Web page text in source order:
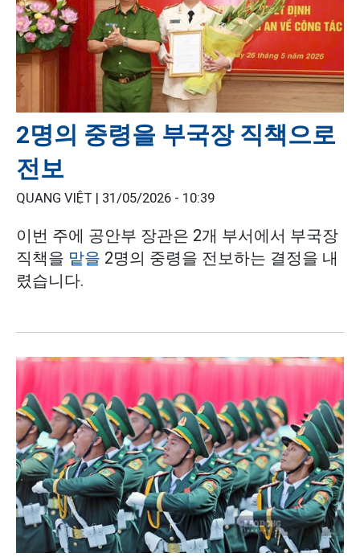
2명의 중령을 부국장 직책으로
전보
QUANG VIỆT | 31/05/2026 - 10:39
이번 주에 공안부 장관은 2개 부서에서 부국장
직책을 맡을 2명의 중령을 전보하는 결정을 내
렸습니다.